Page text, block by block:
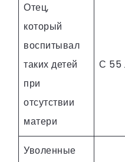
Отец,
который
воспитывал
таких детей
при
отсутствии
матери
С 55
Уволенные